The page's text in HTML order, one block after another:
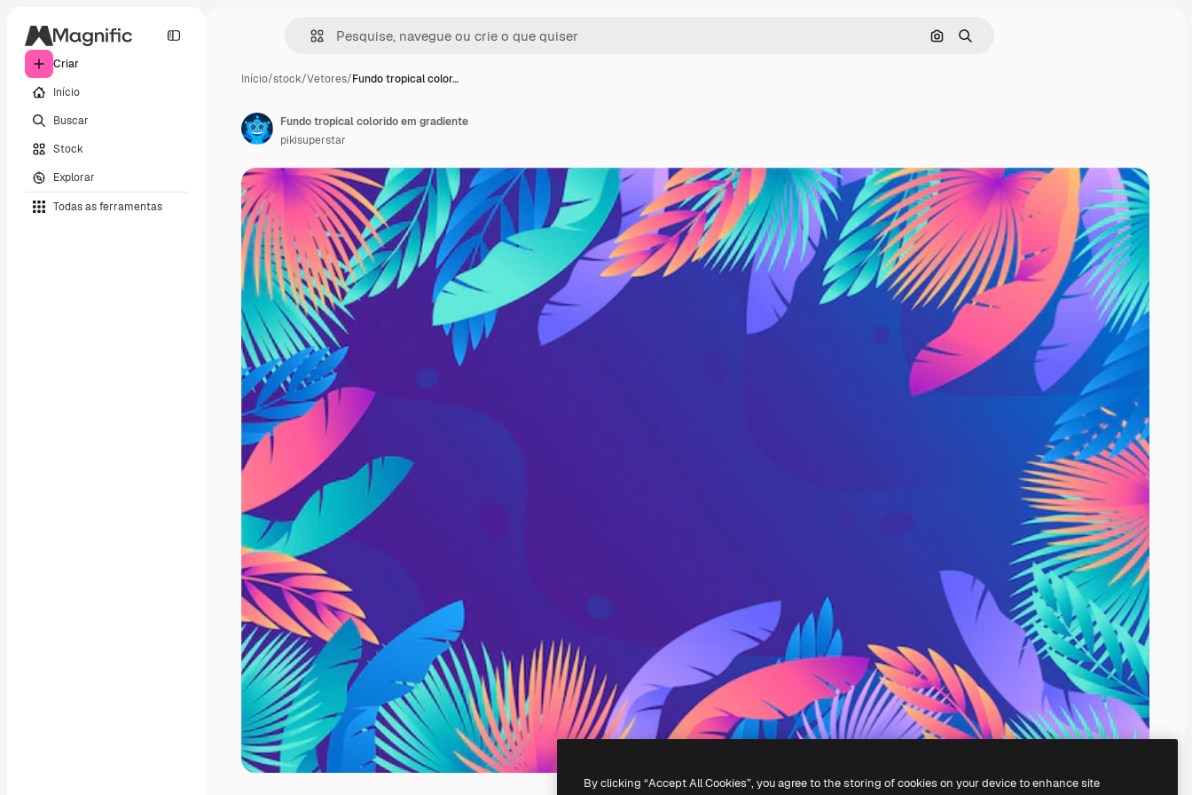
Criar
Início
Buscar
Stock
Explorar
Todas as ferramentas
Pesquisar por imagem
Buscar
Início/stock/Vetores/Fundo tropical color…
Fundo tropical colorido em gradiente
pikisuperstar
By clicking “Accept All Cookies”, you agree to the storing of cookies on your device to enhance site